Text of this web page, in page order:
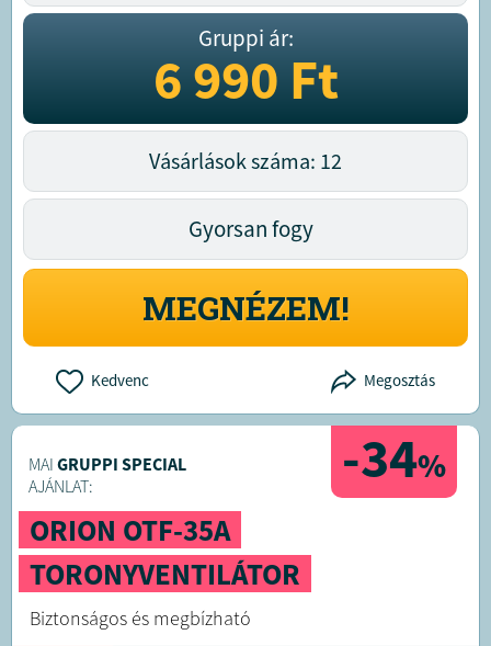
Gruppi ár:
6 990Ft
Vásárlások száma: 12
Gyorsan fogy
MEGNÉZEM!
Kedvenc Megosztás
-34%
MAI GRUPPI SPECIAL
AJÁNLAT:
ORION OTF-35A
TORONYVENTILÁTOR
Biztonságos és megbízható